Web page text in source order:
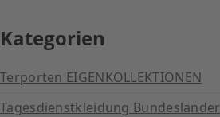
Kategorien
Terporten EIGENKOLLEKTIONEN
Tagesdienstkleidung Bundesländer